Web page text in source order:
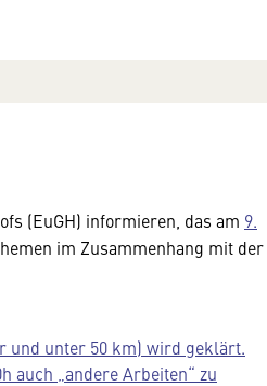
(EuGH) informieren, das am 9.
im Zusammenhang mit der
und unter 50 km) wird geklärt.
auch „andere Arbeiten“ zu